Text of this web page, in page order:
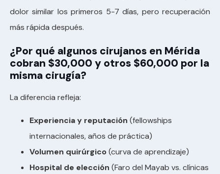
dolor similar los primeros 5-7 días, pero recuperación
más rápida después.
¿Por qué algunos cirujanos en Mérida
cobran $30,000 y otros $60,000 por la
misma cirugía?
La diferencia refleja:
Experiencia y reputación (fellowships
internacionales, años de práctica)
Volumen quirúrgico(curva de aprendizaje)
Hospital de elección (Faro del Mayab vs. clínicas